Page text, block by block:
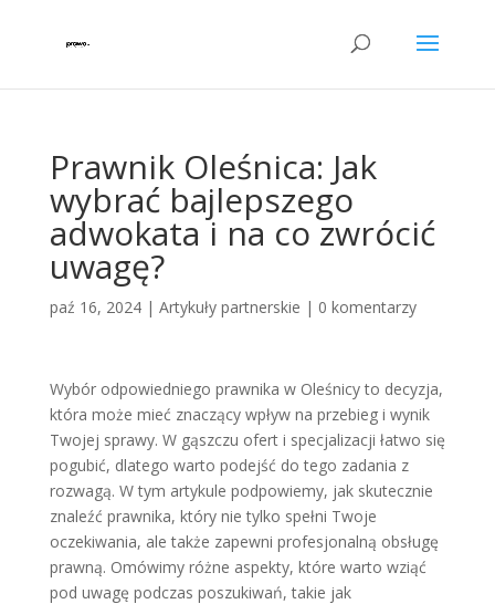
Prawnik Oleśnica: Jak
wybrać bajlepszego
adwokata i na co zwrócić
uwagę?
paź 16, 2024| Artykuły partnerskie | 0 komentarzy
Wybór odpowiedniego prawnika w Oleśnicy to decyzja,
która może mieć znaczący wpływ na przebieg i wynik
Twojej sprawy. W gąszczu ofert i specjalizacji łatwo się
pogubić, dlatego warto podejść do tego zadania z
rozwagą. W tym artykule podpowiemy, jak skutecznie
znaleźć prawnika, który nie tylko spełni Twoje
oczekiwania, ale także zapewni profesjonalną obsługę
prawną. Omówimy różne aspekty, które warto wziąć
pod uwagę podczas poszukiwań, takie jak